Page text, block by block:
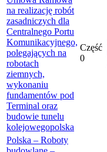
na realizację robót
zasadniczych dla
Centralnego Portu
Komunikacyjnego,
polegających na
robotach
ziemnych,
wykonaniu
fundamentów pod
Terminal oraz
budowie tunelu
kolejowegopolska
Część
0
Polska – Roboty